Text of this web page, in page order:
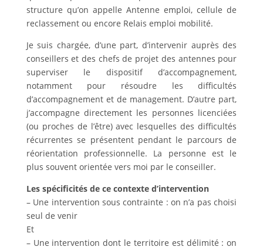
structure qu’on appelle Antenne emploi, cellule de
reclassement ou encore Relais emploi mobilité.
Je suis chargée, d’une part, d’intervenir auprès des
conseillers et des chefs de projet des antennes pour
superviser le dispositif d’accompagnement,
notamment pour résoudre les difficultés
d’accompagnement et de management. D’autre part,
j’accompagne directement les personnes licenciées
(ou proches de l’être) avec lesquelles des difficultés
récurrentes se présentent pendant le parcours de
réorientation professionnelle. La personne est le
plus souvent orientée vers moi par le conseiller.
Les spécificités de ce contexte d’intervention
– Une intervention sous contrainte : on n’a pas choisi
seul de venir
Et
– Une intervention dont le territoire est délimité : on